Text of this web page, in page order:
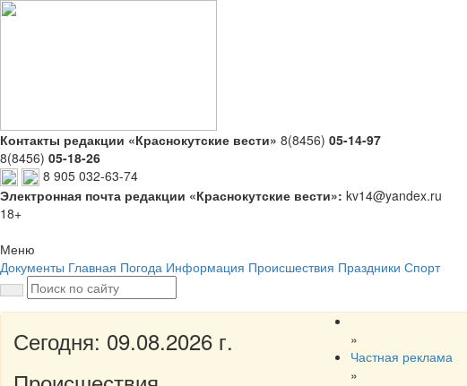
Контакты редакции «Краснокутские вести» 8(8456) 05-14-97
8(8456) 05-18-26
8 905 032-63-74
Электронная почта редакции «Краснокутские вести»: kv14@yandex.ru
18+
Меню
Документы Главная Погода Информация Происшествия Праздники Спорт
Сегодня: 09.08.2026 г.
»
Частная реклама
»